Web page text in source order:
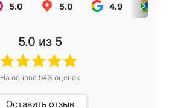
5.0 5.0 4.9
5.0 из 5
На основе 943 оценок
Оставить отзыв